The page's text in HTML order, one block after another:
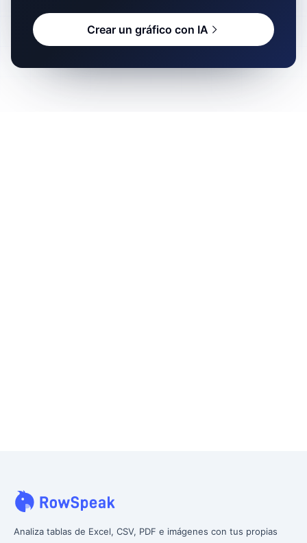
Crear un gráfico con IA
Analiza tablas de Excel, CSV, PDF e imágenes con tus propias